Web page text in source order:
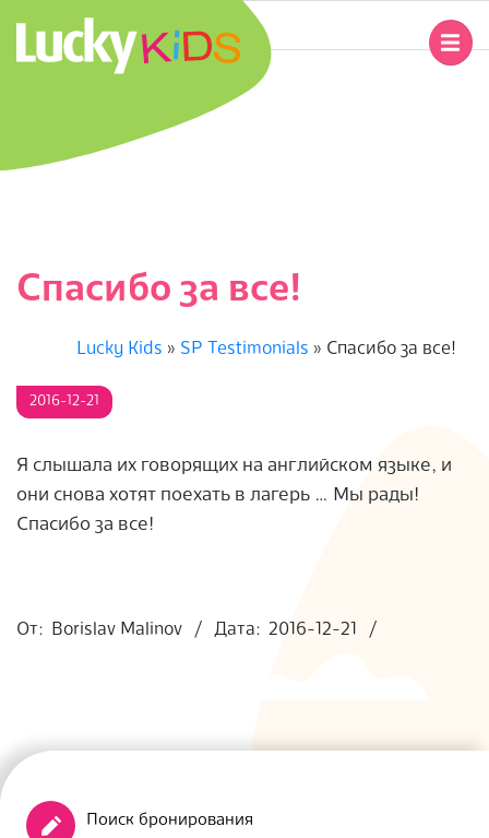
содержимому
U
K
Y
K
I
D
S
Главное
навигационное
Спасибо за все!
Lucky Kids » SP Testimonials » Спасибо за все!
2016-12-21
Я слышала их говорящих на английском языке, и
они снова хотят поехать в лагерь … Мы рады!
Спасибо за все!
12-
От: Borislav Malinov Дата: 2016-12-21
Поиск бронирования